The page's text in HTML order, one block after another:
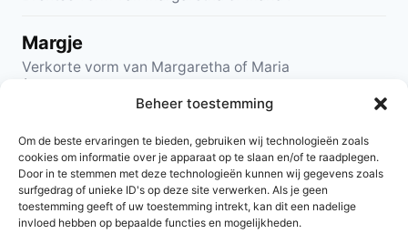
Beheer toestemming
Om de beste ervaringen te bieden, gebruiken wij technologieën zoals
cookies om informatie over je apparaat op te slaan en/of te raadplegen.
Door in te stemmen met deze technologieën kunnen wij gegevens zoals
surfgedrag of unieke ID's op deze site verwerken. Als je geen
toestemming geeft of uw toestemming intrekt, kan dit een nadelige
invloed hebben op bepaalde functies en mogelijkheden.
Margje
Verkorte vorm van Margaretha of Maria
(Genemuiden).
Margretha
Gri. margarit?
1 2 … 4 Volgende